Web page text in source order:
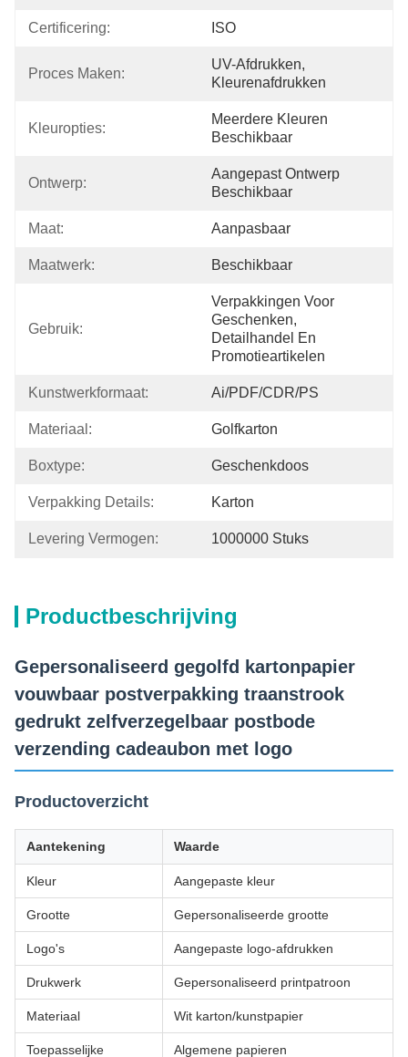
Certificering: ISO
Proces Maken:
UV-Afdrukken,
Kleurenafdrukken
Kleuropties:
Meerdere Kleuren
Beschikbaar
Ontwerp:
Aangepast Ontwerp
Beschikbaar
Maat: Aanpasbaar
Maatwerk: Beschikbaar
Gebruik:
Verpakkingen Voor
Geschenken,
Detailhandel En
Promotieartikelen
Kunstwerkformaat: Ai/PDF/CDR/PS
Materiaal: Golfkarton
Boxtype: Geschenkdoos
Verpakking Details: Karton
Levering Vermogen: 1000000 Stuks
Productbeschrijving
Gepersonaliseerd gegolfd kartonpapier
vouwbaar postverpakking traanstrook
gedrukt zelfverzegelbaar postbode
verzending cadeaubon met logo
Productoverzicht
Aantekening Waarde
Kleur Aangepaste kleur
Grootte Gepersonaliseerde grootte
Logo's Aangepaste logo-afdrukken
Drukwerk Gepersonaliseerd printpatroon
Materiaal Wit karton/kunstpapier
Toepasselijke Algemene papieren